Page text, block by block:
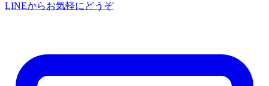
LINEからお気軽にどうぞ